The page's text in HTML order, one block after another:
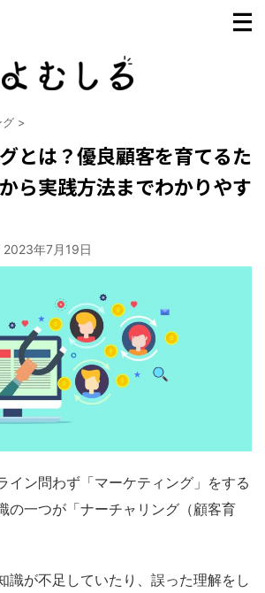
グ >
とは？優良顧客を育てるた
ら実践方法までわかりやす
2023年7月19日
イン問わず「マーケティング」をする
の一つが「ナーチャリング（顧客育
識が不足していたり、誤った理解をし